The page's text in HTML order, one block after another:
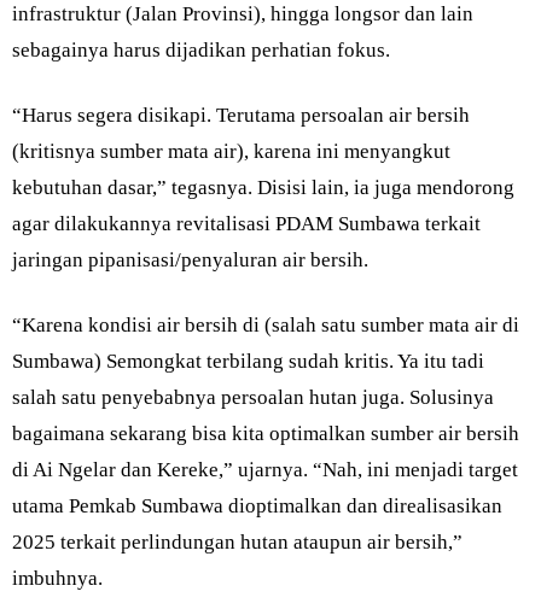
infrastruktur (Jalan Provinsi), hingga longsor dan lain
sebagainya harus dijadikan perhatian fokus.
“Harus segera disikapi. Terutama persoalan air bersih
(kritisnya sumber mata air), karena ini menyangkut
kebutuhan dasar,” tegasnya. Disisi lain, ia juga mendorong
agar dilakukannya revitalisasi PDAM Sumbawa terkait
jaringan pipanisasi/penyaluran air bersih.
“Karena kondisi air bersih di (salah satu sumber mata air di
Sumbawa) Semongkat terbilang sudah kritis. Ya itu tadi
salah satu penyebabnya persoalan hutan juga. Solusinya
bagaimana sekarang bisa kita optimalkan sumber air bersih
di Ai Ngelar dan Kereke,” ujarnya. “Nah, ini menjadi target
utama Pemkab Sumbawa dioptimalkan dan direalisasikan
2025 terkait perlindungan hutan ataupun air bersih,”
imbuhnya.